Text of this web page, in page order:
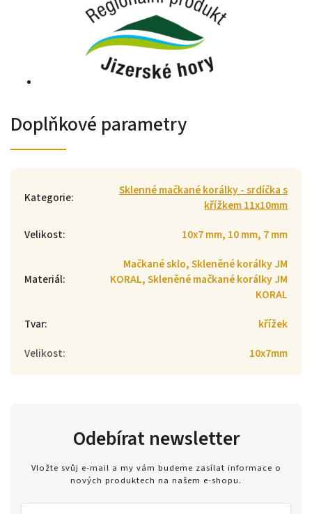
Doplňkové parametry
Kategorie:
Sklenné mačkané korálky - srdíčka s
křížkem 11x10mm
Velikost: 10x7 mm, 10 mm, 7 mm
Materiál:
Mačkané sklo, Skleněné korálky JM
KORAL, Skleněné mačkané korálky JM
KORAL
Tvar:
křížek
Velikost: 10x7mm
Odebírat newsletter
Vložte svůj e-mail a my vám budeme zasílat informace o
nových produktech na našem e-shopu.